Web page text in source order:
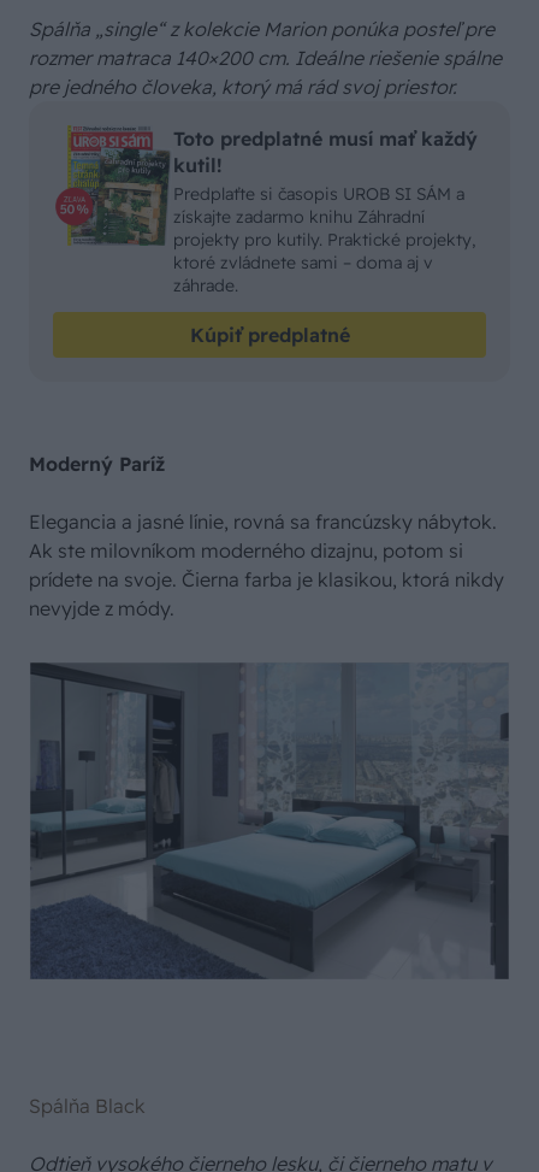
Spálňa „single“ z kolekcie Marion ponúka posteľ pre
rozmer matraca 140×200 cm. Ideálne riešenie spálne
pre jedného človeka, ktorý má rád svoj priestor.
Toto predplatné musí mať každý
kutil!
Predplaťte si časopis UROB SI SÁM a
získajte zadarmo knihu Záhradní
projekty pro kutily. Praktické projekty,
ktoré zvládnete sami – doma aj v
záhrade.
Kúpiť predplatné
Moderný Paríž
Elegancia a jasné línie, rovná sa francúzsky nábytok.
Ak ste milovníkom moderného dizajnu, potom si
prídete na svoje. Čierna farba je klasikou, ktorá nikdy
nevyjde z módy.
Spálňa Black
Odtieň vysokého čierneho lesku, či čierneho matu v